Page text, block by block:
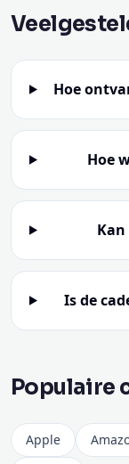
Hoe
Hoe
Is de
Populaire
Apple